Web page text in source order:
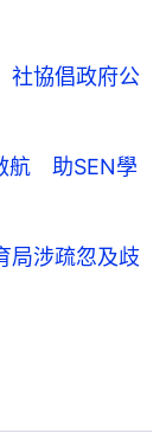
社協倡政府公
航 助SEN學
局涉疏忽及歧